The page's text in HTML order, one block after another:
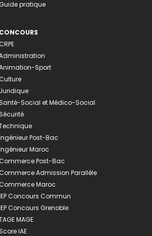
pratique
CONCOURS
Sport
Juridique
Santé-Social et Médico-Social
Sécurité
Post-Bac
Maroc
Post-Bac
Admission Parallèle
Maroc
Concours Commun
Concours Grenoble
MAGE
Score IAE